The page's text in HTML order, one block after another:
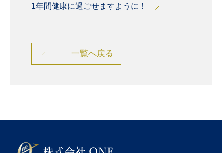
1年間健康に過ごせますように！
一覧へ戻る